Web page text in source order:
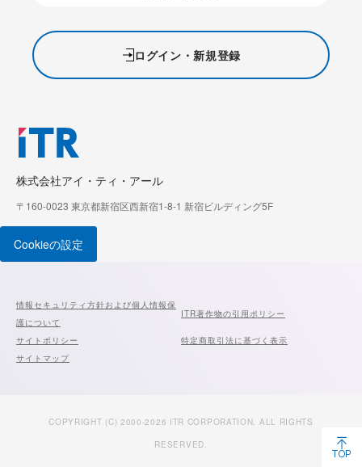
TOP
株式会社アイ・ティ・アール
〒160-0023 東京都新宿区西新宿1-8-1 新宿ビルディング5F
ログイン・新規登録
Cookieの設定
情報セキュリティ方針および個人情報保
護について
ITR著作物の引用ポリシー
サイトポリシー
特定商取引法に基づく表示
サイトマップ
COPYRIGHT (C) 2000-2026 ITR CORPORATION. ALL RIGHTS
RESERVED.